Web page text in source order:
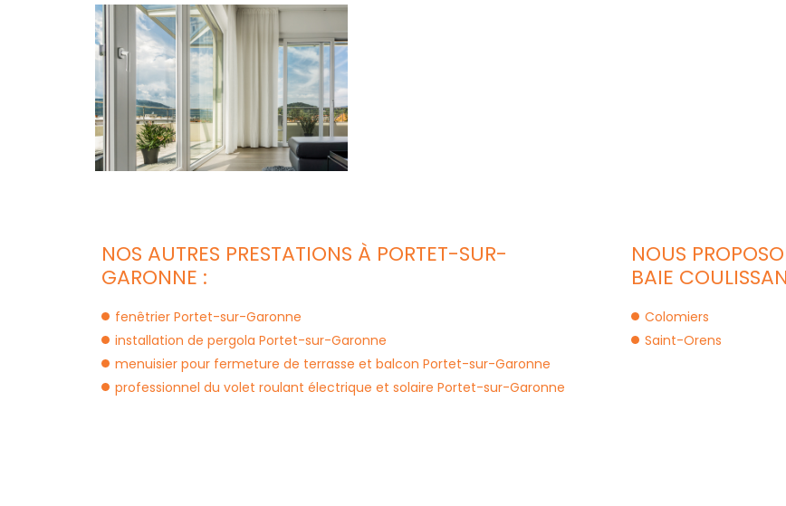
NOS AUTRES PRESTATIONS À PORTET-SUR-
GARONNE :
fenêtrier Portet-sur-Garonne
installation de pergola Portet-sur-Garonne
menuisier pour fermeture de terrasse et balcon Portet-sur-Garonne
professionnel du volet roulant électrique et solaire Portet-sur-Garonne
NOUS
BAIE
Colomiers
Saint-Orens